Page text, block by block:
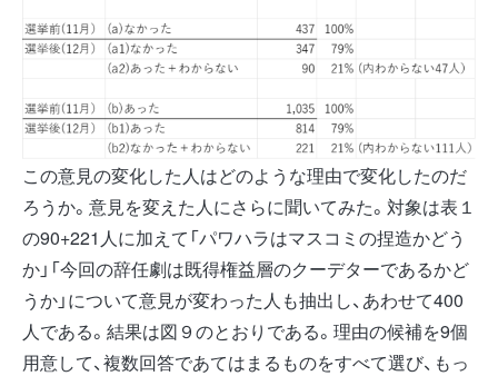
この意見の変化した人はどのような理由で変化したのだ
ろうか。意見を変えた人にさらに聞いてみた。対象は表１
の90+221人に加えて「パワハラはマスコミの捏造かどう
か」「今回の辞任劇は既得権益層のクーデターであるかど
うか」について意見が変わった人も抽出し、あわせて400
人である。結果は図９のとおりである。理由の候補を9個
用意して、複数回答であてはまるものをすべて選び、もっ